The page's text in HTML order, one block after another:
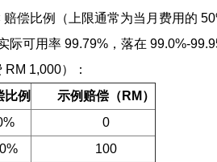
偿比例（上限通常为当月费用的
际可用率 99.79%，落在 99.0%-
1,000）：
比例
示例赔偿（RM）
0
100